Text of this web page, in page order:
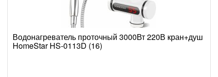
Водонагреватель проточный 3000Вт 220В кран+душ
HomeStar HS-0113D (16)